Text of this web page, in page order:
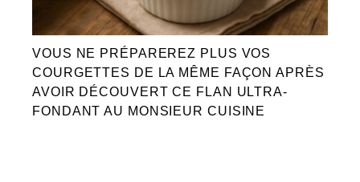
VOUS NE PRÉPAREREZ PLUS VOS
COURGETTES DE LA MÊME FAÇON APRÈS
AVOIR DÉCOUVERT CE FLAN ULTRA-
FONDANT AU MONSIEUR CUISINE